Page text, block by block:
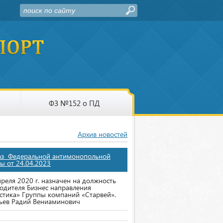
ФЗ №152 о ПД
Архив новостей
Федеральной антимонопольной
от 24.04.2023
2020 г. назначен на должность
Бизнес направления
Группы компаний «Старвей».
Радий Вениаминович